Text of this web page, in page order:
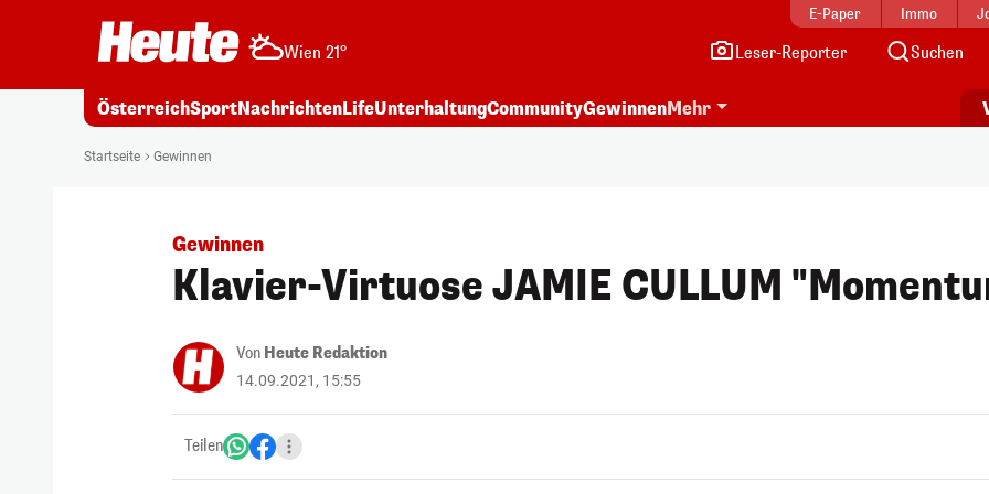
E-Paper Immo
Wien 21° Leser-Reporter Suchen
ÖsterreichSportNachrichtenLifeUnterhaltungCommunityGewinnenMehr
Startseite Gewinnen
Gewinnen
Klavier-Virtuose JAMIE CULLUM
Von Heute Redaktion
14.09.2021, 15:55
Teilen